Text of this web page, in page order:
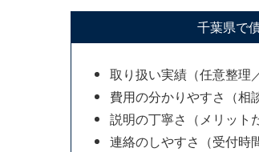
千葉県で
取り扱い実績（任意整理
費用の分かりやすさ（相
説明の丁寧さ（メリット
連絡のしやすさ（受付時